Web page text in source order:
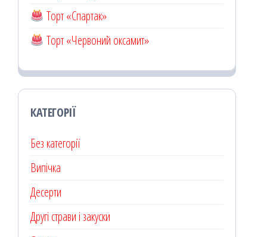
Торт «Спартак»
Торт «Червоний оксамит»
КАТЕГОРІЇ
Без категорії
Випічка
Десерти
Другі страви і закуски